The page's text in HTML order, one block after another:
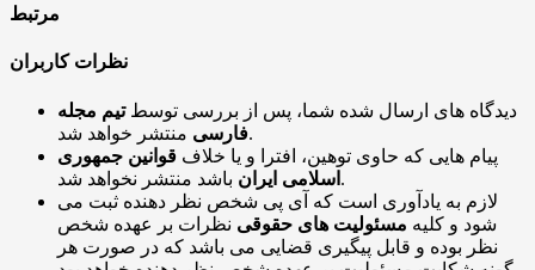
مرتبط
نظرات کاربران
دیدگاه های ارسال شده شما، پس از بررسی توسطتیم مجله
فارسیمنتشر خواهد شد.
پیام هایی که حاوی توهین، افترا و یا خلاف قوانین جمهوری
اسلامی ایران باشد منتشر نخواهد شد.
لازم به یادآوری است که آی پی شخص نظر دهنده ثبت می
شود و کلیه مسئولیت های حقوقی نظرات بر عهده شخص
نظر بوده و قابل پیگیری قضایی می باشد که در صورت هر